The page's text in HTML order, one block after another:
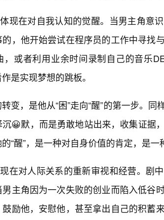
体现在对自我认知的觉醒。当男主角意
，他开始尝试在程序员的工作中寻找
，或者利用业余时间录制自己的音乐
是实现梦想的跳板。
变，是他从“困”走向“醒”的第一步。
😀默，而是勇敢地站出来，收集证据
“醒”，是一种对自身价值的肯定，是一
现在对人际关系的重新审视和经营。剧
主角因为一次失败的创业而陷入低谷
励他，安慰他，甚至拿出自己的积蓄